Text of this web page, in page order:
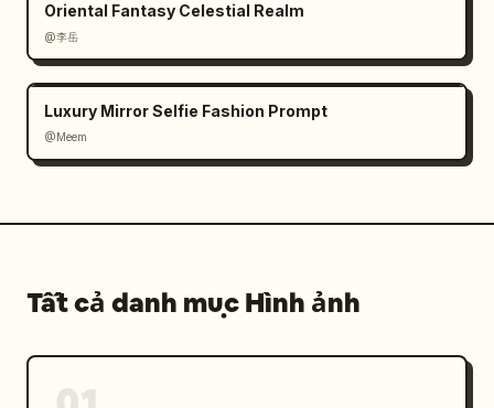
Oriental Fantasy Celestial Realm
@李岳
Luxury Mirror Selfie Fashion Prompt
@Meem
Tất cả danh mục Hình ảnh